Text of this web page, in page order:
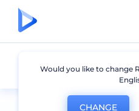
Alle Logos
Would you like to change
CHANGE